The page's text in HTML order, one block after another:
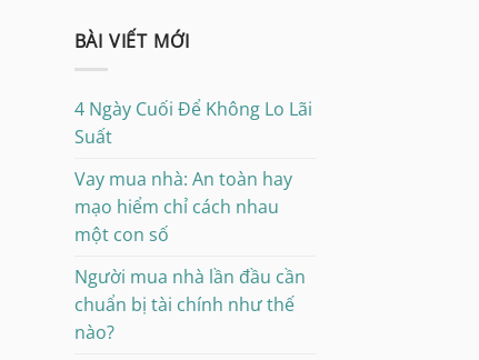
BÀI VIẾT MỚI
4 Ngày Cuối Để Không Lo Lãi
Suất
Vay mua nhà: An toàn hay
mạo hiểm chỉ cách nhau
một con số
Người mua nhà lần đầu cần
chuẩn bị tài chính như thế
nào?